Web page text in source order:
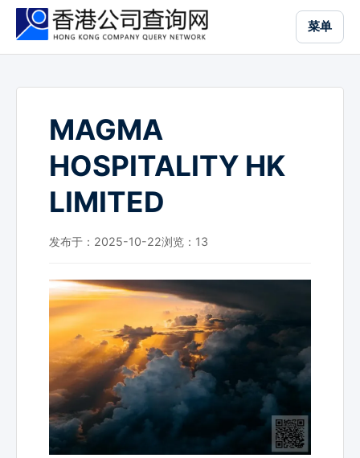
菜单
MAGMA
HOSPITALITY HK
LIMITED
发布于：2025-10-22浏览： 13